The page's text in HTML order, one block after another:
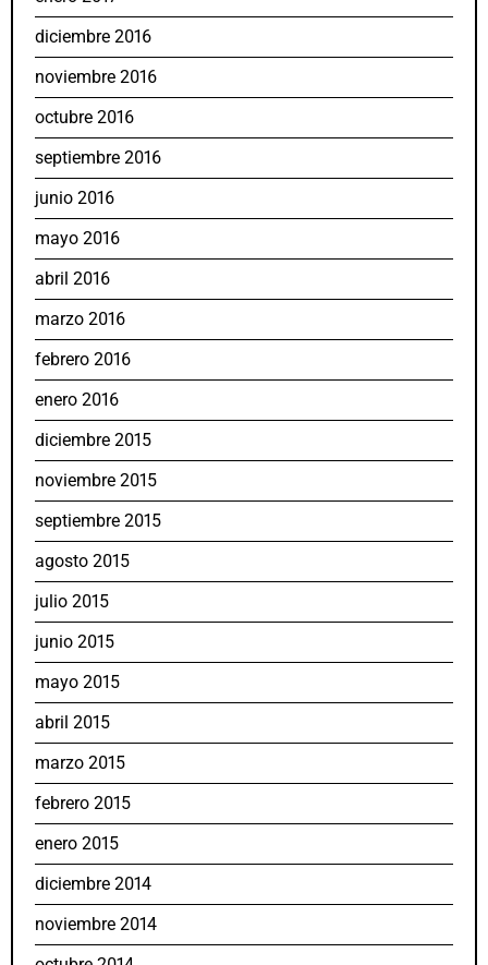
diciembre 2016
noviembre 2016
octubre 2016
septiembre 2016
junio 2016
mayo 2016
abril 2016
marzo 2016
febrero 2016
enero 2016
diciembre 2015
noviembre 2015
septiembre 2015
agosto 2015
julio 2015
junio 2015
mayo 2015
abril 2015
marzo 2015
febrero 2015
enero 2015
diciembre 2014
noviembre 2014